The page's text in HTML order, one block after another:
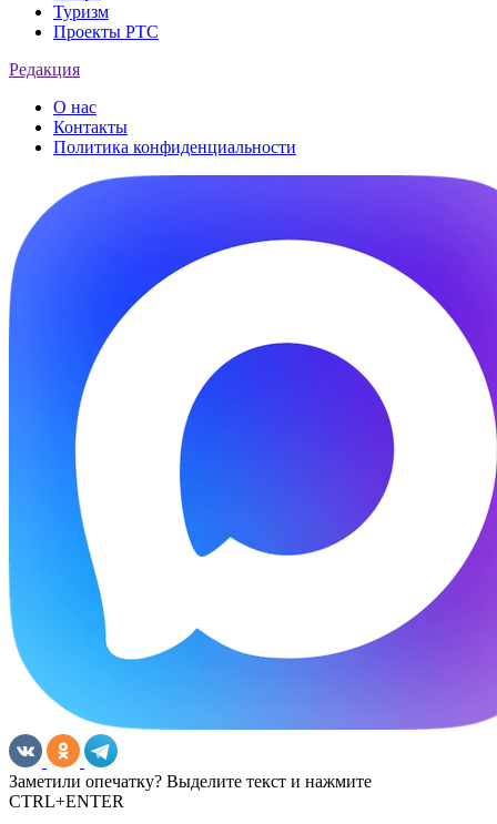
Туризм
Проекты РТС
Редакция
О нас
Контакты
Политика конфиденциальности
Заметили опечатку? Выделите текст и нажмите
CTRL+ENTER